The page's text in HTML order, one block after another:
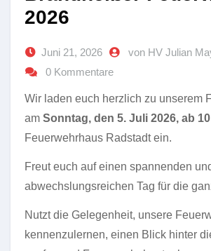
2026
Juni 21, 2026
von HV Julian
0 Kommentare
Wir laden euch herzlich zu unserem
am Sonntag, den 5. Juli 2026, ab
Feuerwehrhaus Radstadt ein.
Freut euch auf einen spannenden
abwechslungsreichen Tag für die
Nutzt die Gelegenheit, unsere
kennenzulernen, einen Blick hinter